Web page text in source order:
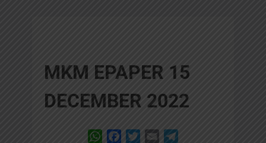
MKM EPAPER 15
DECEMBER 2022
WhatsAppFacebookTwitterEmail